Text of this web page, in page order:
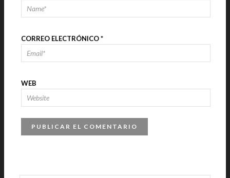
CORREO ELECTRÓNICO*
WEB